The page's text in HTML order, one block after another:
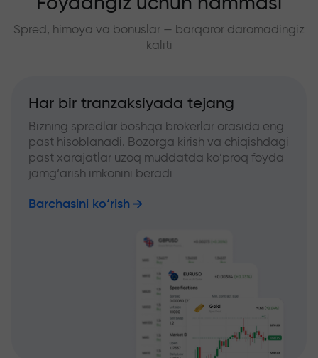
Spred, himoya va bonuslar — barqaror daromadingiz
kaliti
Har bir tranzaksiyada tejang
Bizning spredlar boshqa brokerlar orasida eng
past hisoblanadi. Bozorga kirish va chiqishdagi
past xarajatlar uzoq muddatda ko‘proq foyda
jamg‘arish imkonini beradi
Barchasini ko‘rish